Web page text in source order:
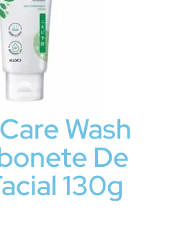
Wash
De
130g